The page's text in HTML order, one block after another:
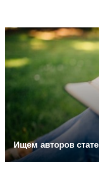
Ищем авторов